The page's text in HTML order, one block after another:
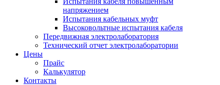
напряжением
Испытания кабельных муфт
Высоковольтные испытания кабеля
Передвижная электролаборатория
Технический отчет электролаборатории
Цены
Прайс
Калькулятор
Контакты